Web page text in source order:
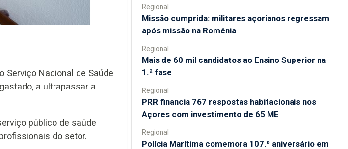
Serviço Nacional de Saúde
a ultrapassar a
público de saúde
do setor.
Regional
Missão cumprida: militares açorianos regressam
após missão na Roménia
Regional
Mais de 60 mil candidatos ao Ensino Superior na
1.ª fase
Regional
PRR financia 767 respostas habitacionais nos
Açores com investimento de 65 ME
Regional
Polícia Marítima comemora 107.º aniversário em